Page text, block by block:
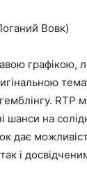
Вовк)
графікою,
RTP
шанси на
дає
і